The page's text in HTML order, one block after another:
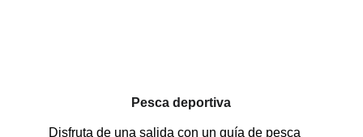
Pesca deportiva
Disfruta de una salida con un guía de pesca